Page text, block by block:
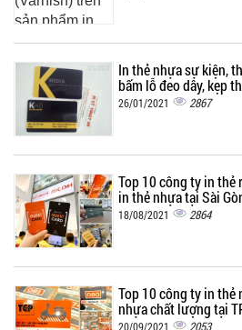
In thẻ nhựa sự kiện,
bấm lỗ đeo dây, kẹp
26/01/2021 2867
Top 10 công ty in thẻ
in thẻ nhựa tại Sài
18/08/2021 2864
Top 10 công ty in thẻ
nhựa chất lượng tại
20/09/2021 2053